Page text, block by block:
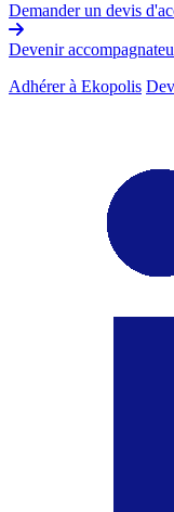
Demander un devis
Devenir
Adhérer à Ekopolis